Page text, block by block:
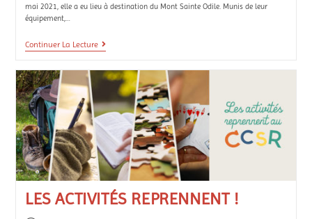
mai 2021, elle a eu lieu à destination du Mont Sainte Odile. Munis de leur
équipement,…
Continuer La Lecture
LES ACTIVITÉS REPRENNENT !